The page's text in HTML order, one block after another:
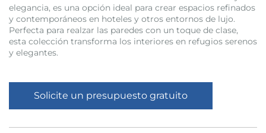
elegancia, es una opción ideal para crear espacios refinados
y contemporáneos en hoteles y otros entornos de lujo.
Perfecta para realzar las paredes con un toque de clase,
esta colección transforma los interiores en refugios serenos
y elegantes.
Solicite un presupuesto gratuito